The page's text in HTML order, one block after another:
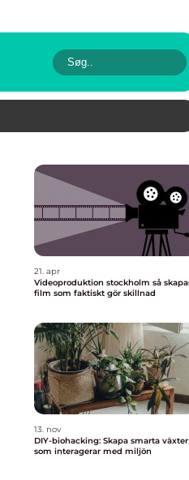
21. apr
Videoproduktion stockholm så skapas
film som faktiskt gör skillnad
13. nov
DIY-biohacking: Skapa smarta växter
som interagerar med miljön